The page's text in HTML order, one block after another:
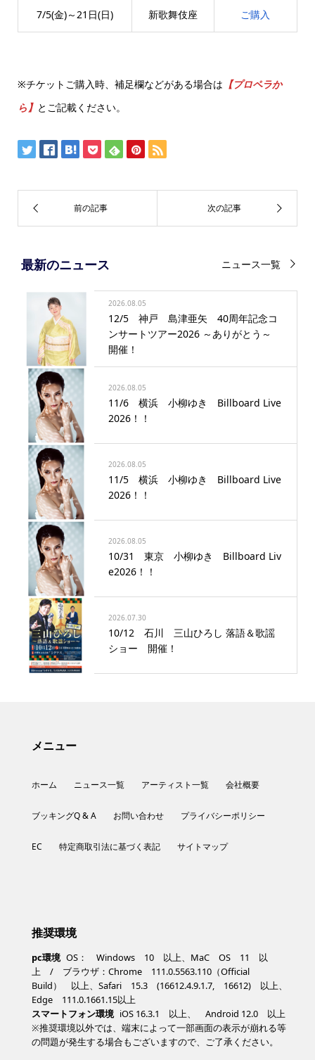
7/5(金)～21日(日) 新歌舞伎座 ご購入
※チケットご購入時、補足欄などがある場合は 【プロペラか
ら】 とご記載ください。
最新のニュース ニュース一覧
2026.08.05
12/5 神戸 島津亜矢 40周年記念コ
ンサートツアー2026 ～ありがとう～
開催！
2026.08.05
11/6 横浜 小柳ゆき Billboard Live
2026！！
2026.08.05
11/5 横浜 小柳ゆき Billboard Live
2026！！
2026.08.05
10/31 東京 小柳ゆき Billboard Liv
e2026！！
2026.07.30
10/12 石川 三山ひろし 落語＆歌謡
ショー 開催！
メニュー
ホーム ニュース一覧 アーティスト一覧 会社概要
ブッキングQ & A お問い合わせ プライバシーポリシー
EC 特定商取引法に基づく表記 サイトマップ
推奨環境
pc環境 OS： Windows 10 以上、MaC OS 11 以
上 / ブラウザ：Chrome 111.0.5563.110（Official
Build） 以上、Safari 15.3 (16612.4.9.1.7, 16612) 以上、
Edge 111.0.1661.15以上
スマートフォン環境 iOS 16.3.1 以上、 Android 12.0 以上
※推奨環境以外では、端末によって一部画面の表示が崩れる等
の問題が発生する場合もございますので、ご了承ください。